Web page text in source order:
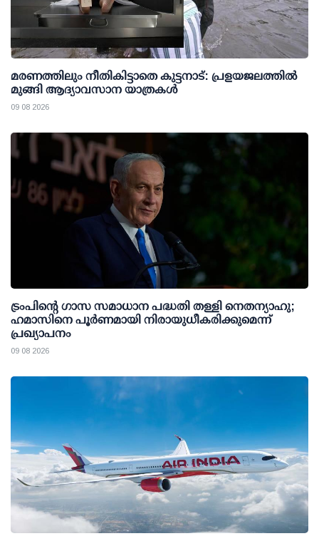
മരണത്തിലും നീതികിട്ടാതെ കുട്ടനാട്: പ്രളയജലത്തില്‍
മുങ്ങി ആദ്യാവസാന യാത്രകള്‍
09 08 2026
ട്രംപിന്റെ ഗാസ സമാധാന പദ്ധതി തള്ളി നെതന്യാഹു;
ഹമാസിനെ പൂര്‍ണമായി നിരായുധീകരിക്കുമെന്ന്
പ്രഖ്യാപനം
09 08 2026